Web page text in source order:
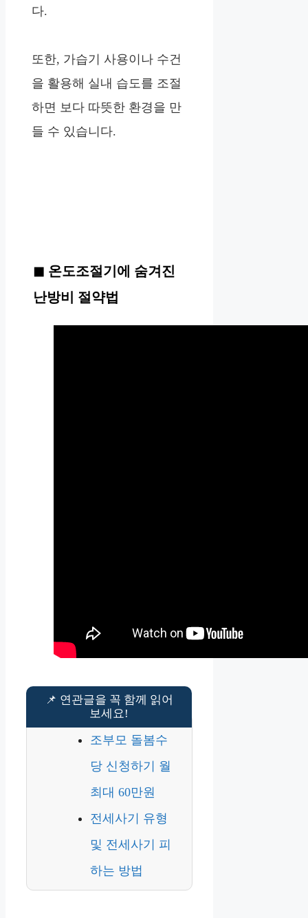
다.
또한, 가습기 사용이나 수건
을 활용해 실내 습도를 조절
하면 보다 따뜻한 환경을 만
들 수 있습니다.
온도조절기에 숨겨진
난방비 절약법
조부모 돌봄수
당 신청하기 월
최대 60만원
전세사기 유형
및 전세사기 피
하는 방법